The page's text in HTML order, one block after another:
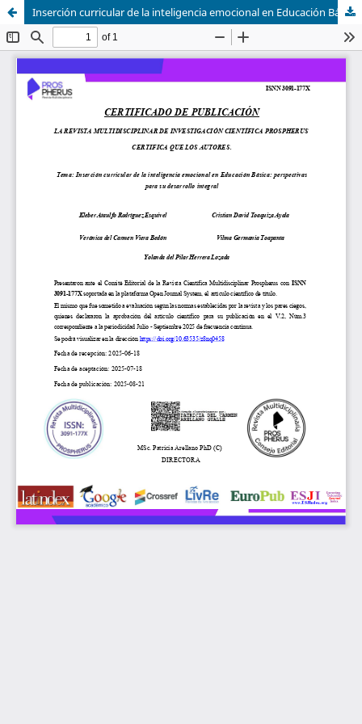
Inserción curricular de la inteligencia emocional en Educación Básica: perspectivas para su desarrollo integral